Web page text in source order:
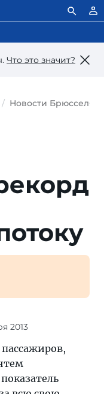
Что это значит?
Новости Брюсселя
2013